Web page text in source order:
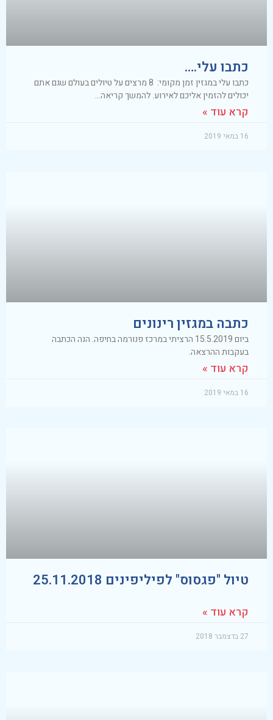
כתבו עלי….
כתבו עלי במגזין זמן מקומי: 8 מרצים על טיולים בעולם שגם אתם
יכולים להזמין אליכם לאירוע. להמשך קריאה…
קרא עוד »
16 במאי 2019
כתבה במגזין רינונים
ביום 15.5.2019 הרציתי במרכז פנורמה בחיפה. הנה הכתבה
בעקבות ההרצאה.
קרא עוד »
16 במאי 2019
טיול "פגסוס" לפיליפינים 25.11.2018
קרא עוד »
27 בדצמבר 2018